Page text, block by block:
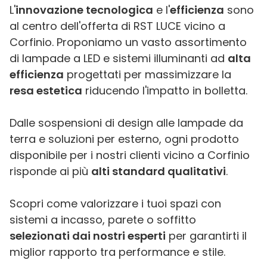
L'innovazione tecnologica e l'efficienza sono
al centro dell'offerta di RST LUCE vicino a
Corfinio. Proponiamo un vasto assortimento
di lampade a LED e sistemi illuminanti ad alta
efficienza progettati per massimizzare la
resa estetica riducendo l'impatto in bolletta.
Dalle sospensioni di design alle lampade da
terra e soluzioni per esterno, ogni prodotto
disponibile per i nostri clienti vicino a Corfinio
risponde ai più alti standard qualitativi.
Scopri come valorizzare i tuoi spazi con
sistemi a incasso, parete o soffitto
selezionati dai nostri esperti per garantirti il
miglior rapporto tra performance e stile.